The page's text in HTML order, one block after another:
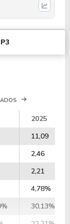
2025
11,09
2,46
2,21
4,78%
30,13%